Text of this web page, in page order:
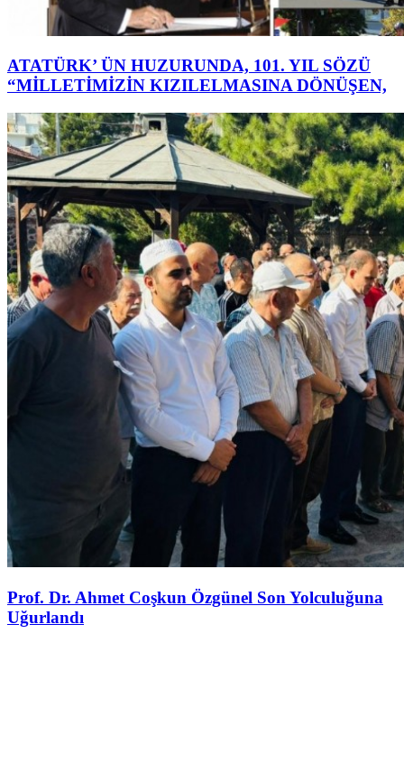
ATATÜRK’ ÜN HUZURUNDA, 101. YIL SÖZÜ
“MİLLETİMİZİN KIZILELMASINA DÖNÜŞEN,
Prof. Dr. Ahmet Coşkun Özgünel Son Yolculuğuna
Uğurlandı